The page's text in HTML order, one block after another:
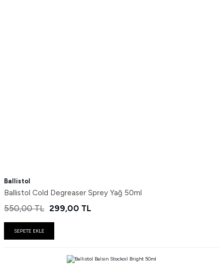
Ballistol
Ballistol Cold Degreaser Sprey Yağ 50ml
550,00 TL 299,00 TL
SEPETE EKLE